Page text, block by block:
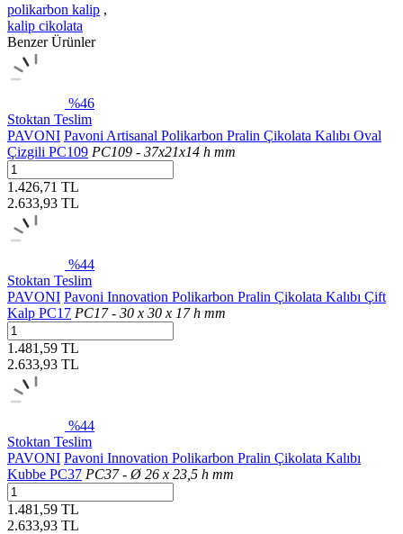
polikarbon kalip ,
kalip cikolata
Benzer Ürünler
%46
Stoktan Teslim
PAVONI Pavoni Artisanal Polikarbon Pralin Çikolata Kalıbı Oval
Çizgili PC109 PC109 - 37x21x14 h mm
1.426,71 TL
2.633,93 TL
%44
Stoktan Teslim
PAVONI Pavoni Innovation Polikarbon Pralin Çikolata Kalıbı Çift
Kalp PC17 PC17 - 30 x 30 x 17 h mm
1.481,59 TL
2.633,93 TL
%44
Stoktan Teslim
PAVONI Pavoni Innovation Polikarbon Pralin Çikolata Kalıbı
Kubbe PC37 PC37 - Ø 26 x 23,5 h mm
1.481,59 TL
2.633,93 TL